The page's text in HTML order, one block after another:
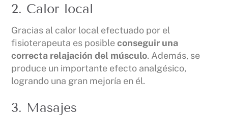
2. Calor local
Gracias al calor local efectuado por el
fisioterapeuta es posibleconseguir una
correcta relajación del músculo. Además, se
produce un importante efecto analgésico,
logrando una gran mejoría en él.
3. Masajes